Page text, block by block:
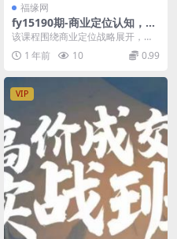
福缘网
fy15190期-商业定位认知，建
立差异化优势，帮助企业选对
赛道、品类与平台，实现竞争
突围
该课程围绕商业定位战略展开，系
统讲解如何在用户心智中建立差异
化优势，涵盖行业分析...
1 年前 10 0.99
VIP